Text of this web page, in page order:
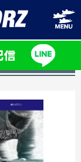
口コミ・評判は？
」の口コ